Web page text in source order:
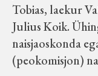
Tobias, laekur
Julius Koik.
naisjaoskonda
(peokomisjon)